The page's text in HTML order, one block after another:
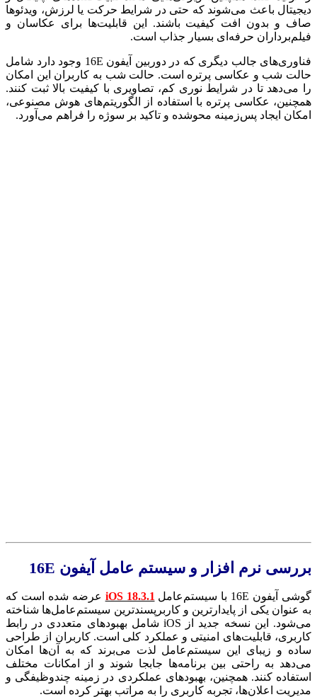
دیجیتال باعث می‌شوند که حتی در شرایط حرکت یا لرزش، ویدئوها
صاف و بدون افت کیفیت باشند. این قابلیت‌ها برای عکاسان و
فیلم‌برداران حرفه‌ای بسیار جذاب است.
فناوری‌های جالب دیگری که در دوربین آیفون 16E وجود دارد شامل
حالت شب و عکاسی پرتره است. حالت شب به کاربران این امکان
را می‌دهد تا در شرایط نوری کم، تصاویری با کیفیت بالا ثبت کنند.
همچنین، عکاسی پرتره با استفاده از الگوریتم‌های هوش مصنوعی،
امکان ایجاد پس‌زمینه محوشده و تاکید بر سوژه را فراهم می‌آورد.
بررسی نرم افزار و سیستم عامل آیفون 16E
گوشی آیفون 16E با سیستم‌عامل iOS 18.3.1 عرضه شده است که
به عنوان یکی از پایدارترین و کاربرپسندترین سیستم‌عامل‌ها شناخته
می‌شود. این نسخه جدید از iOS شامل بهبودهای متعددی در رابط
کاربری، قابلیت‌های امنیتی و عملکرد کلی است. کاربران از طراحی
ساده و زیبای این سیستم‌عامل لذت می‌برند که به آن‌ها امکان
می‌دهد به راحتی بین برنامه‌ها جابجا شوند و از امکانات مختلف
استفاده کنند. همچنین، بهبودهای عملکردی در زمینه چندوظیفگی و
مدیریت اعلان‌ها، تجربه کاربری را به مراتب بهتر کرده است.